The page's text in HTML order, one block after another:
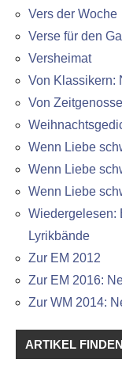
Vers der Woche
Verse für den
Versheimat
Von Klassikern:
Von
Wenn Liebe
Wenn Liebe
Wenn Liebe
Wiedergelesen:
Lyrikbände
Zur EM 2012
Zur EM 2016:
Zur WM 2014:
ARTIKEL